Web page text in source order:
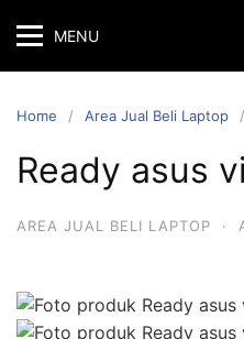
MENU
Home Area Jual Beli Laptop
Ready asus
AREA JUAL BELI LAPTOP ·